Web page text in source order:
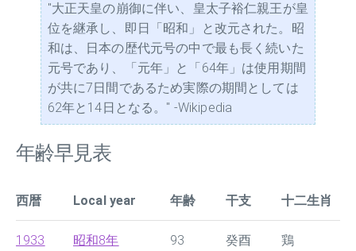
"大正天皇の崩御に伴い、皇太子裕仁親王が皇
位を継承し、即日「昭和」と改元された。昭
和は、日本の歴代元号の中で最も長く続いた
元号であり、「元年」と「64年」は使用期間
が共に7日間であるため実際の期間としては
62年と14日となる。" -Wikipedia
年齢早見表
西暦 Local year 年齢 干支 十二生肖
1933 昭和8年 93 癸酉 鶏